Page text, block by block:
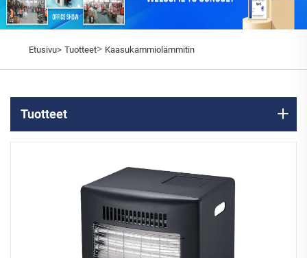
Etusivu> Tuotteet> Kaasukammiolämmitin
Tuotteet